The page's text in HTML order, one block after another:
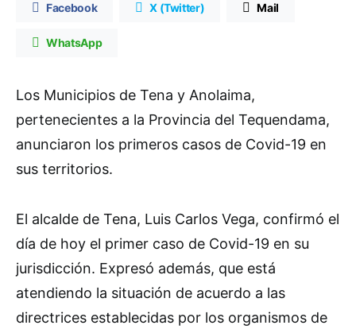
Facebook X (Twitter) Mail
WhatsApp
Los Municipios de Tena y Anolaima,
pertenecientes a la Provincia del Tequendama,
anunciaron los primeros casos de Covid-19 en
sus territorios.
El alcalde de Tena, Luis Carlos Vega, confirmó el
día de hoy el primer caso de Covid-19 en su
jurisdicción. Expresó además, que está
atendiendo la situación de acuerdo a las
directrices establecidas por los organismos de